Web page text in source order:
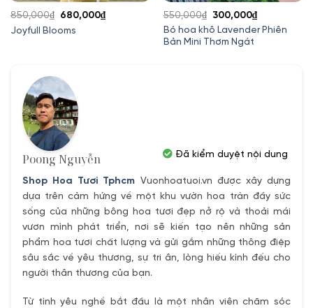
Joyfull Blooms
850,000₫
Giá
gốc
680,000₫Giá
Bó hoa khô Lavender Phiên
Bản Mini Thơm Ngát
550,000₫
Giá
gốc
là:
300,000₫Giá
hiện
Poong Nguyễn
Shop Hoa Tươi Tphcm Vuonhoatuoi.vn được xây dựng
dựa trên cảm hứng về một khu vườn hoa tràn đầy sức
sống của những bông hoa tươi đẹp nở rộ và thoải mái
vươn mình phát triển, nơi sẽ kiến tạo nên những sản
phẩm hoa tươi chất lượng và gửi gắm những thông điệp
sâu sắc về yêu thương, sự tri ân, lòng hiếu kính đếu cho
người thân thương của bạn.
Từ tình yêu nghề bắt đầu là một nhân viên chăm sóc
Đã kiểm duyệt nội dung